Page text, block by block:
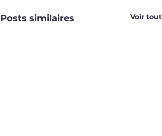
Posts similaires Voir tout